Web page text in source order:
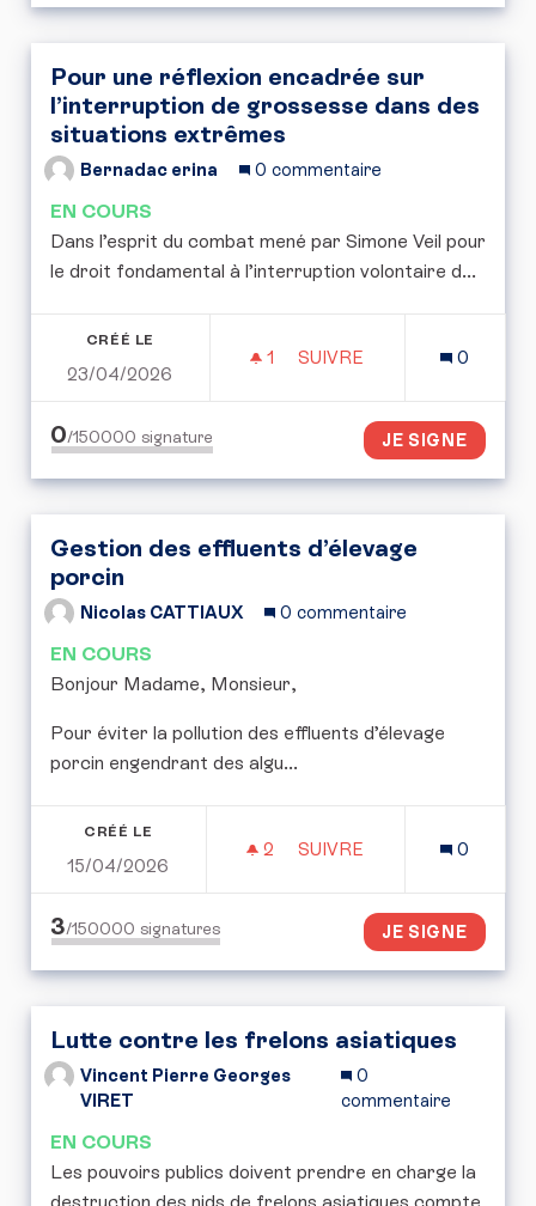
Pour une réflexion encadrée sur
l’interruption de grossesse dans des
situations extrêmes
Bernadac erina 0 commentaire
EN COURS
Dans l’esprit du combat mené par Simone Veil pour
le droit fondamental à l’interruption volontaire d...
CRÉÉ LE
23/04/2026
1 1 ABONNÉ
SUIVRE
0
0/150000 signature JE SIGNE
Gestion des effluents d’élevage
porcin
Nicolas CATTIAUX 0 commentaire
EN COURS
Bonjour Madame, Monsieur,
Pour éviter la pollution des effluents d’élevage
porcin engendrant des algu...
CRÉÉ LE
15/04/2026
2 2 ABONNÉS
SUIVRE
0
3/150000 signatures JE SIGNE
Lutte contre les frelons asiatiques
Vincent Pierre Georges
VIRET
0
commentaire
EN COURS
Les pouvoirs publics doivent prendre en charge la